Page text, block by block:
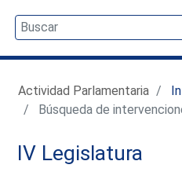
Actividad Parlamentaria
Búsqueda de
IV Legislatura